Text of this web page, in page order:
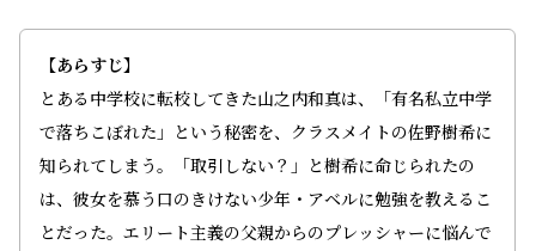
【あらすじ】
とある中学校に転校してきた山之内和真は、「有名私立中学
で落ちこぼれた」という秘密を、クラスメイトの佐野樹希に
知られてしまう。「取引しない？」と樹希に命じられたの
は、彼女を慕う口のきけない少年・アベルに勉強を教えるこ
とだった。エリート主義の父親からのプレッシャーに悩んで